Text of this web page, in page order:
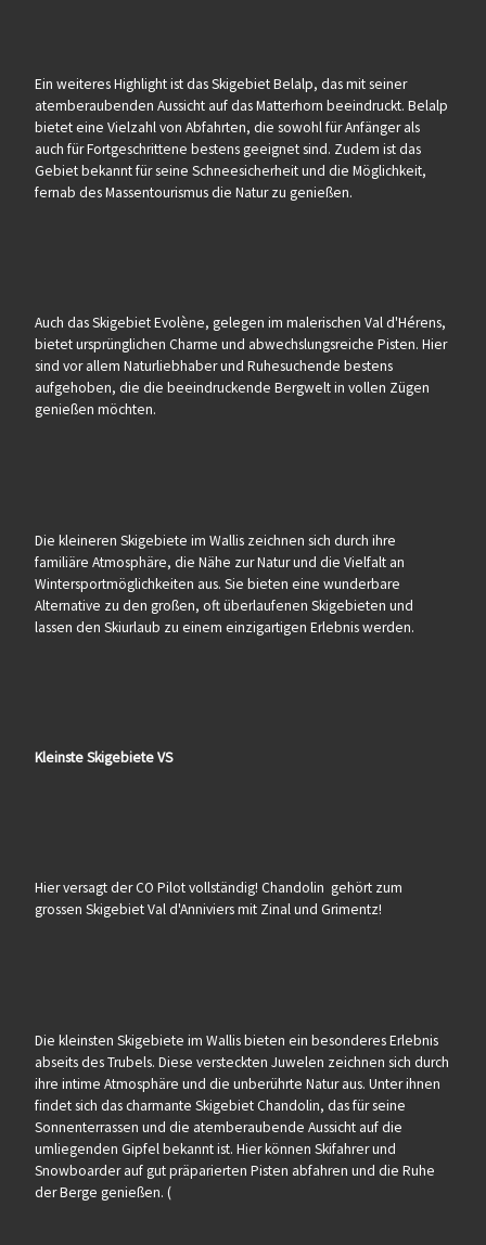
Ein weiteres Highlight ist das Skigebiet Belalp, das mit seiner
atemberaubenden Aussicht auf das Matterhorn beeindruckt. Belalp
bietet eine Vielzahl von Abfahrten, die sowohl für Anfänger als
auch für Fortgeschrittene bestens geeignet sind. Zudem ist das
Gebiet bekannt für seine Schneesicherheit und die Möglichkeit,
fernab des Massentourismus die Natur zu genießen.
Auch das Skigebiet Evolène, gelegen im malerischen Val d'Hérens,
bietet ursprünglichen Charme und abwechslungsreiche Pisten. Hier
sind vor allem Naturliebhaber und Ruhesuchende bestens
aufgehoben, die die beeindruckende Bergwelt in vollen Zügen
genießen möchten.
Die kleineren Skigebiete im Wallis zeichnen sich durch ihre
familiäre Atmosphäre, die Nähe zur Natur und die Vielfalt an
Wintersportmöglichkeiten aus. Sie bieten eine wunderbare
Alternative zu den großen, oft überlaufenen Skigebieten und
lassen den Skiurlaub zu einem einzigartigen Erlebnis werden.
Kleinste Skigebiete VS
Hier versagt der CO Pilot vollständig! Chandolin gehört zum
grossen Skigebiet Val d'Anniviers mit Zinal und Grimentz!
Die kleinsten Skigebiete im Wallis bieten ein besonderes Erlebnis
abseits des Trubels. Diese versteckten Juwelen zeichnen sich durch
ihre intime Atmosphäre und die unberührte Natur aus. Unter ihnen
findet sich das charmante Skigebiet Chandolin, das für seine
Sonnenterrassen und die atemberaubende Aussicht auf die
umliegenden Gipfel bekannt ist. Hier können Skifahrer und
Snowboarder auf gut präparierten Pisten abfahren und die Ruhe
der Berge genießen. (